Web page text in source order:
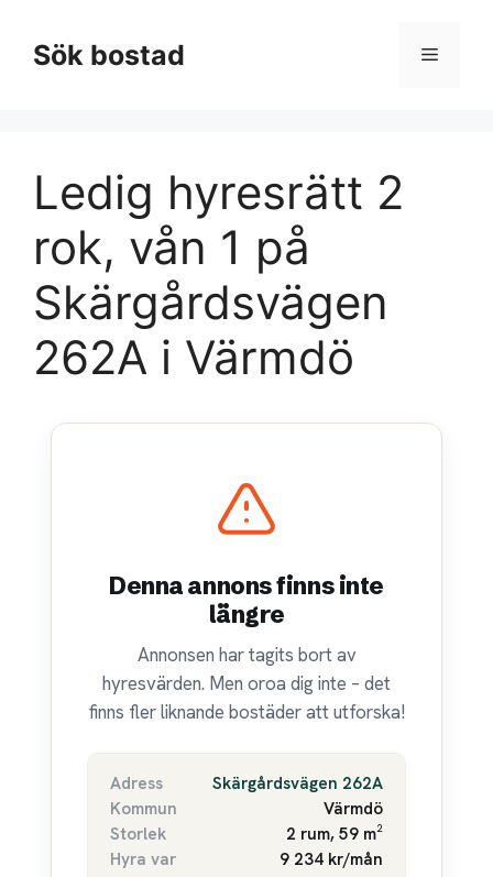
innehållSök bostad Meny
Ledig hyresrätt 2
rok, vån 1 på
Skärgårdsvägen
262A i Värmdö
Denna annons finns inte
längre
Annonsen har tagits bort av
hyresvärden. Men oroa dig inte – det
finns fler liknande bostäder att utforska!
Adress
Skärgårdsvägen 262A
Kommun
Värmdö
Storlek
2 rum, 59 m²
Hyra var
9 234 kr/mån